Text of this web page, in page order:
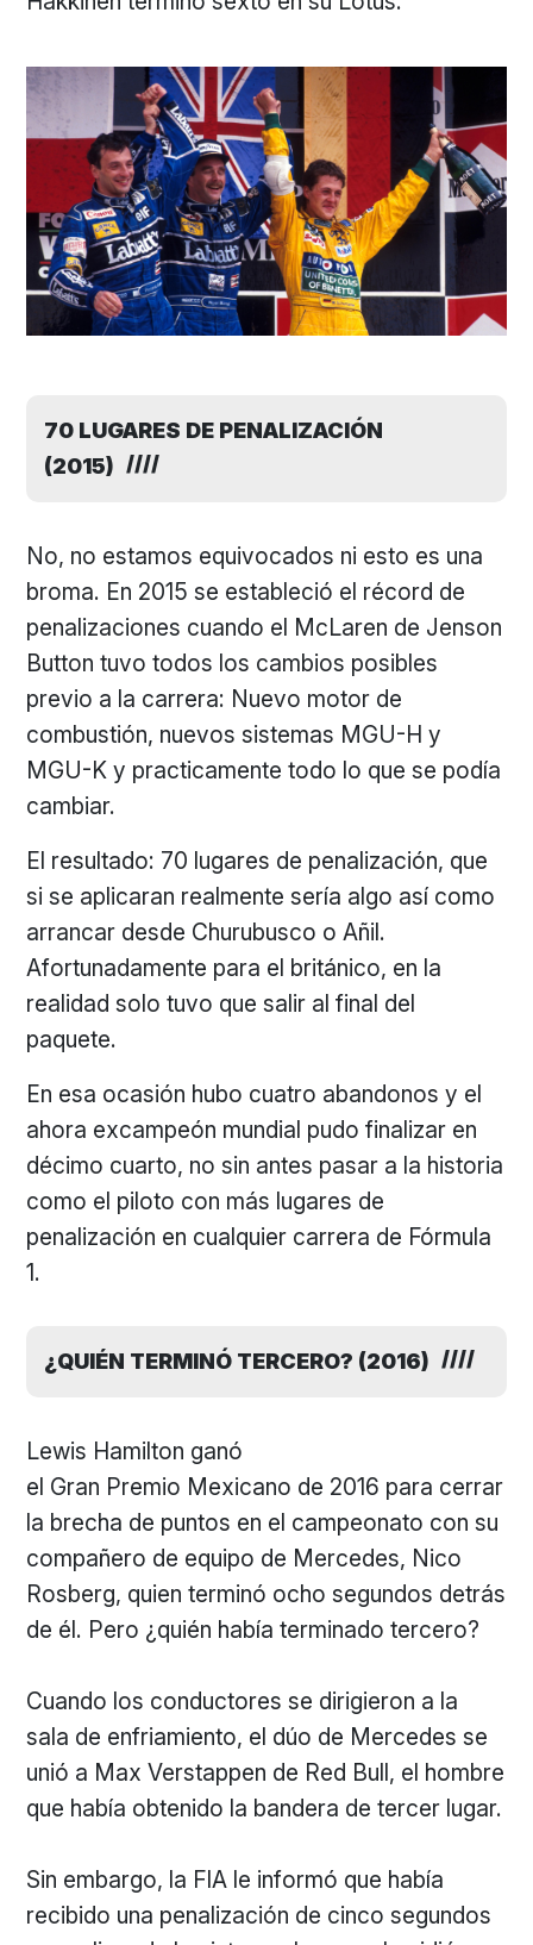
70 LUGARES DE PENALIZACIÓN
(2015)
No, no estamos equivocados ni esto es una
broma. En 2015 se estableció el récord de
penalizaciones cuando el McLaren de Jenson
Button tuvo todos los cambios posibles
previo a la carrera: Nuevo motor de
combustión, nuevos sistemas MGU-H y
MGU-K y practicamente todo lo que se podía
cambiar.
El resultado: 70 lugares de penalización, que
si se aplicaran realmente sería algo así como
arrancar desde Churubusco o Añil.
Afortunadamente para el británico, en la
realidad solo tuvo que salir al final del
paquete.
En esa ocasión hubo cuatro abandonos y el
ahora excampeón mundial pudo finalizar en
décimo cuarto, no sin antes pasar a la historia
como el piloto con más lugares de
penalización en cualquier carrera de Fórmula
1.
¿QUIÉN TERMINÓ TERCERO? (2016)
Lewis Hamilton ganó
el Gran Premio Mexicano de 2016 para cerrar
la brecha de puntos en el campeonato con su
compañero de equipo de Mercedes, Nico
Rosberg, quien terminó ocho segundos detrás
de él. Pero ¿quién había terminado tercero?
Cuando los conductores se dirigieron a la
sala de enfriamiento, el dúo de Mercedes se
unió a Max Verstappen de Red Bull, el hombre
que había obtenido la bandera de tercer lugar.
Sin embargo, la FIA le informó que había
recibido una penalización de cinco segundos